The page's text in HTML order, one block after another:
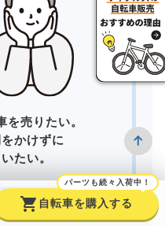
を売りたい。
かけずに
たい。
たは
shopping_cart
パーツも続々入荷中！
自転車を購入する